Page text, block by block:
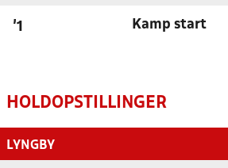
'1 Kamp start
HOLDOPSTILLINGER
LYNGBY